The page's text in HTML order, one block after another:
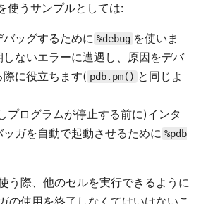
使うサンプルとしては:
ッグするために %debug を使いま
ないエラーに遭遇し、原因をデバ
に役立ちます( pdb.pm() と同じよ
プログラムが停止する前に)インタ
ガを自動で起動させるために %pdb
う際、他のセルを実行できるように